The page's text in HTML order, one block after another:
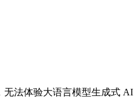
法体验大语言模型生成式